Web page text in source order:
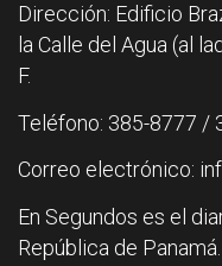
Dirección: Edificio
la Calle del Agua (al
F.
Teléfono: 385-8777 /
Correo electrónico:
En Segundos es el
República de Panamá.